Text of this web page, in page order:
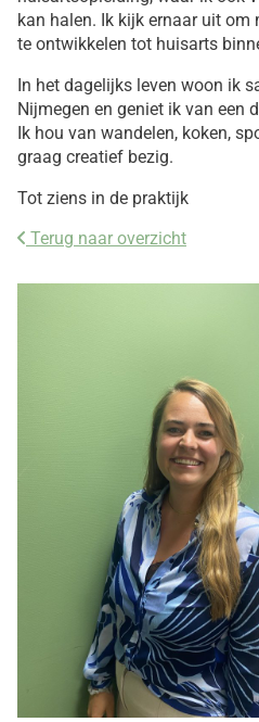
kan halen. Ik kijk ernaar uit om
te ontwikkelen tot huisarts
In het dagelijks leven woon ik
Nijmegen en geniet ik van een
Ik hou van wandelen, koken,
graag creatief bezig.
Tot ziens in de praktijk
Terug naar overzicht